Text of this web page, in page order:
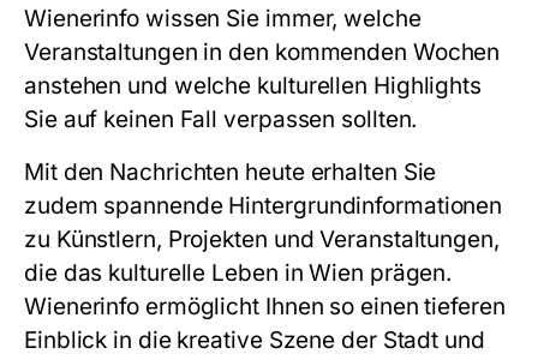
Wienerinfo wissen Sie immer, welche
Veranstaltungen in den kommenden Wochen
anstehen und welche kulturellen Highlights
Sie auf keinen Fall verpassen sollten.
Mit den Nachrichten heute erhalten Sie
zudem spannende Hintergrundinformationen
zu Künstlern, Projekten und Veranstaltungen,
die das kulturelle Leben in Wien prägen.
Wienerinfo ermöglicht Ihnen so einen tieferen
Einblick in die kreative Szene der Stadt und